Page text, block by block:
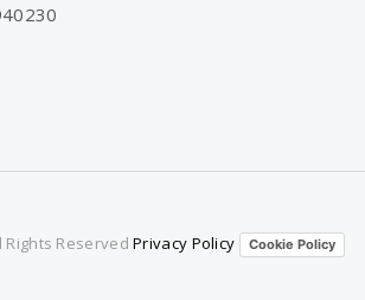
Rights ReservedPrivacy Policy Cookie Policy